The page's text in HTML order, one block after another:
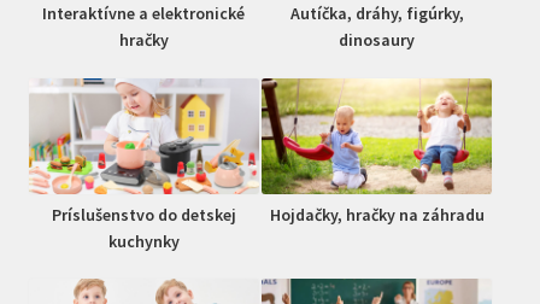
Interaktívne a elektronické
hračky
Autíčka, dráhy, figúrky,
dinosaury
Príslušenstvo do detskej
kuchynky
Hojdačky, hračky na záhradu